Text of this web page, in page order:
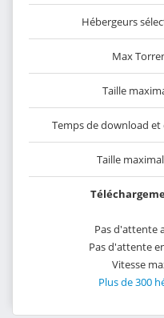
Hébergeurs
Max
Taille
Temps de download
Taille
Pas d'attente
Pas d'attente
Vitesse
Plus de 300